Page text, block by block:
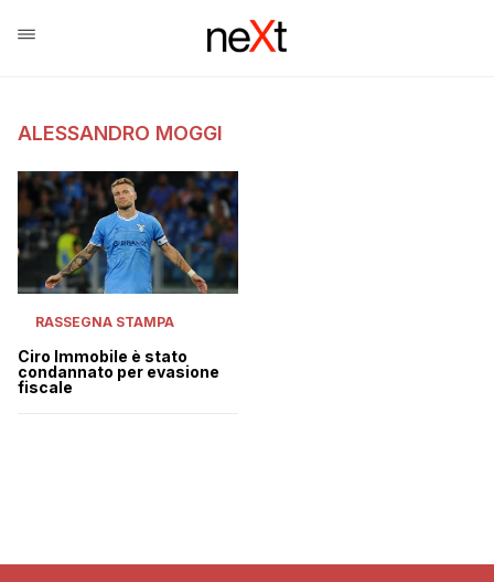
ALESSANDRO MOGGI
RASSEGNA STAMPA
Ciro Immobile è stato
condannato per evasione
fiscale